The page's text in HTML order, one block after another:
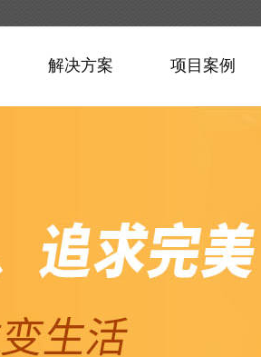
解决方案 项目案例